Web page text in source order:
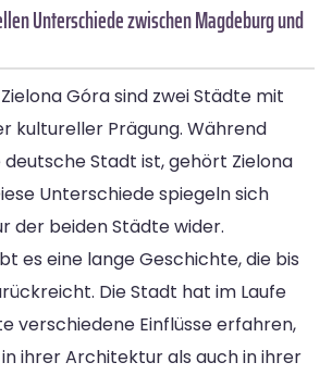
Unterschiede zwischen Magdeburg und
Góra sind zwei Städte mit
kultureller Prägung. Während
Stadt ist, gehört Zielona
Unterschiede spiegeln sich
der beiden Städte wider.
es eine lange Geschichte, die bis
Die Stadt hat im Laufe
verschiedene Einflüsse erfahren,
ihrer Architektur als auch in ihrer